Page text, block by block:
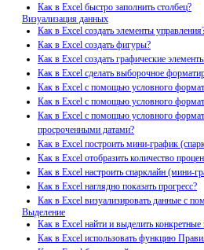
Как в Excel быстро заполнить столбец?
Визуализация данных
Как в Excel создать элементы
Как в Excel создать фигуры?
Как в Excel создать графические
Как в Excel сделать выборочное
Как в Excel с помощью условного
Как в Excel с помощью условного
Как в Excel с помощью условного
просроченными датами?
Как в Excel построить мини-график
Как в Excel отобразить количество
Как в Excel настроить спарклайн (мини-
Как в Excel наглядно показать прогресс?
Как в Excel визуализировать данные с
Выделение
Как в Excel найти и выделить конкретные
Как в Excel использовать функцию